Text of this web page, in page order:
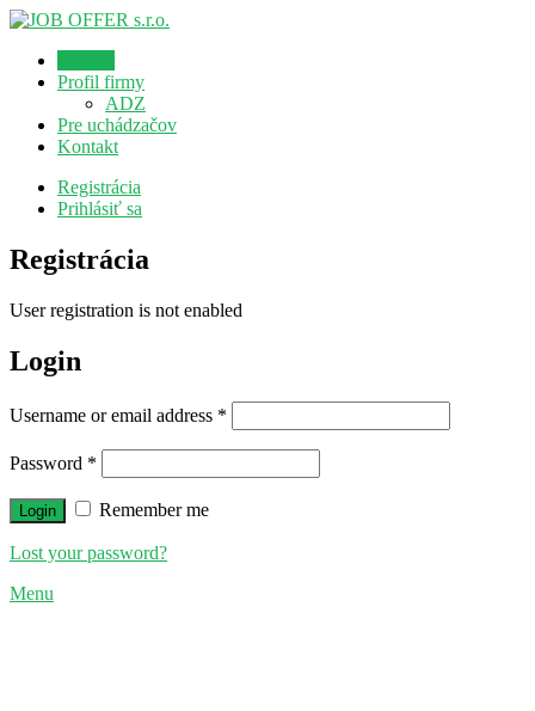
Profil firmy
ADZ
Pre uchádzačov
Kontakt
Registrácia
Prihlásiť sa
Registrácia
User registration is not enabled
Login
Username or email address *
Password *
Remember me
Lost your password?
Menu